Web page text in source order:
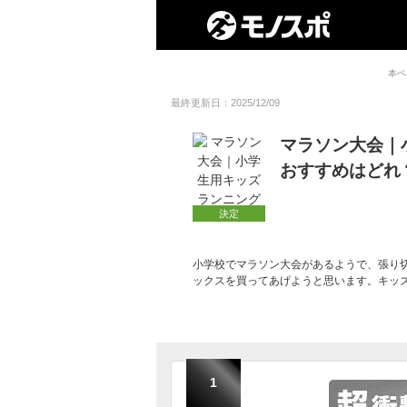
本
最終更新日：2025/12/09
決定
マラソン大会
おすすめはどれ
小学校でマラソン大会があるようで、張り
ックスを買ってあげようと思います。キ
1